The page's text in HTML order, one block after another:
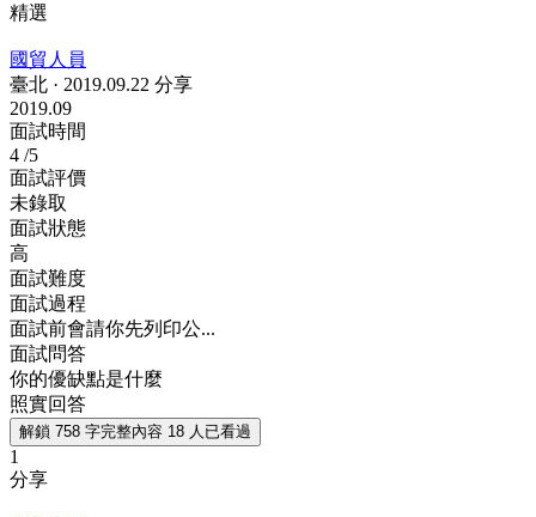
精選
國貿人員
臺北 · 2019.09.22 分享
2019.09
面試時間
4 /5
面試評價
未錄取
面試狀態
高
面試難度
面試過程
面試前會請你先列印公...
面試問答
你的優缺點是什麼
照實回答
解鎖 758 字完整內容 18 人已看過
1
分享